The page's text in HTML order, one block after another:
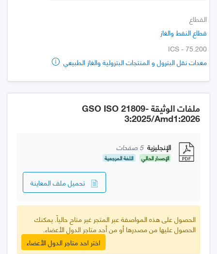
القطاع
قطاع النفط والغاز
ICS - 75.200
معدات نقل البترول و المنتجات البترولية والغاز الطبيعي
ملفات الوثيقة GSO ISO 21809-
3:2025/Amd1:2026
الإنجليزية 5 صفحات
الإصدار الحالي اللغة المرجعية
تحميل ملف المعاينة
الحصول على هذه المواصفة عبر المتجر غير متاح حالياً. يمكنك
الحصول عليها من مصدرها أو من أحد متاجر الدول الأعضاء.
اختر احد متاجر الدول الأعضاء